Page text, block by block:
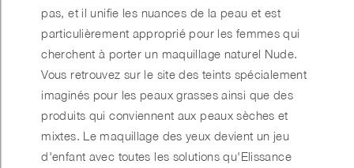
pas, et il unifie les nuances de la peau et est
particulièrement approprié pour les femmes qui
cherchent à porter un maquillage naturel Nude.
Vous retrouvez sur le site des teints spécialement
imaginés pour les peaux grasses ainsi que des
produits qui conviennent aux peaux sèches et
mixtes. Le maquillage des yeux devient un jeu
d'enfant avec toutes les solutions qu'Elissance